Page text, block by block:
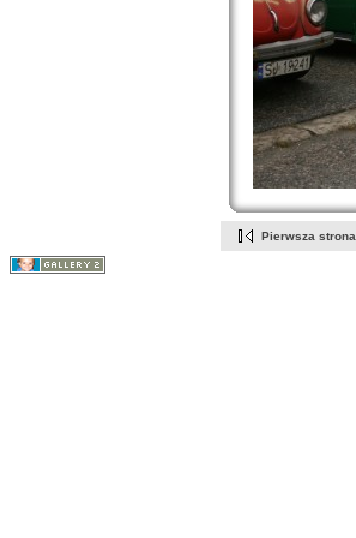
Pierwsza strona